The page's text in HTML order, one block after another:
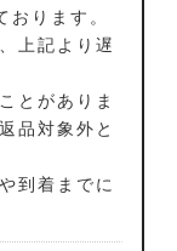
おります。
上記より遅
とがありま
品対象外と
到着までに